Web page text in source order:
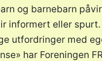
og barnebarn
informert eller spurt.
utfordringer med
har Foreningen